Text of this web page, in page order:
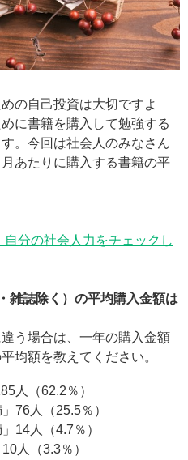
の自己投資は大切ですよ
に書籍を購入して勉強する
。今回は社会人のみなさん
あたりに購入する書籍の平
自分の社会人力をチェックし
雑誌除く）の平均購入金額は
う場合は、一年の購入金額
均額を教えてください。
人（62.2％）
76人（25.5％）
14人（4.7％）
人（3.3％）